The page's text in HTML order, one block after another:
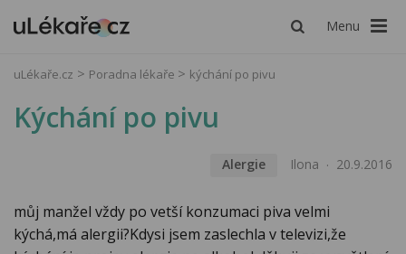
Menu
uLékaře.cz Poradna lékaře kýchání po pivu
Kýchání po pivu
Alergie Ilona 20.9.2016
můj manžel vždy po vetší konzumaci piva velmi
kýchá,má alergii?Kdysi jsem zaslechla v televizi,že